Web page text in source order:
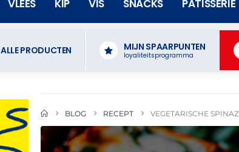
VLEES KIP VIS SNACKS PATISSERIE
ALLE PRODUCTEN MIJN SPAARPUNTEN
loyaliteitsprogramma
BLOG RECEPT VEGETARISCHE